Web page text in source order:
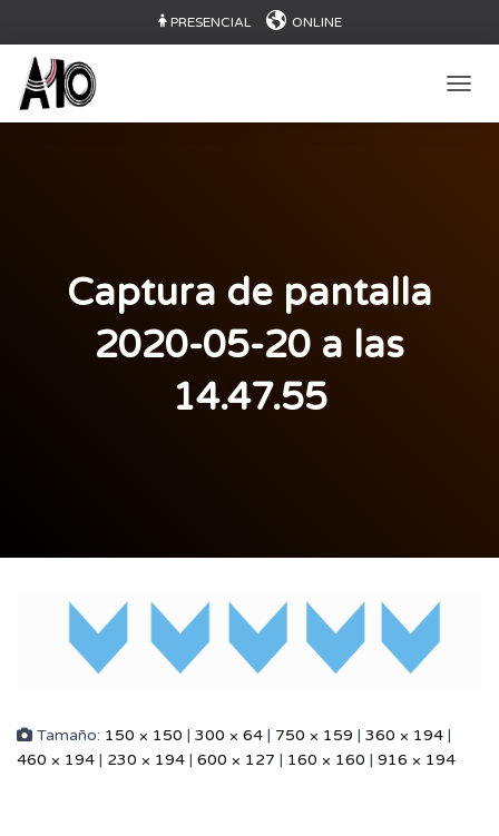
PRESENCIAL ONLINE
Captura de pantalla
2020-05-20 a las
14.47.55
Tamaño: 150 × 150 | 300 × 64 | 750 × 159 | 360 × 194 |
460 × 194 | 230 × 194 | 600 × 127 | 160 × 160 | 916 × 194